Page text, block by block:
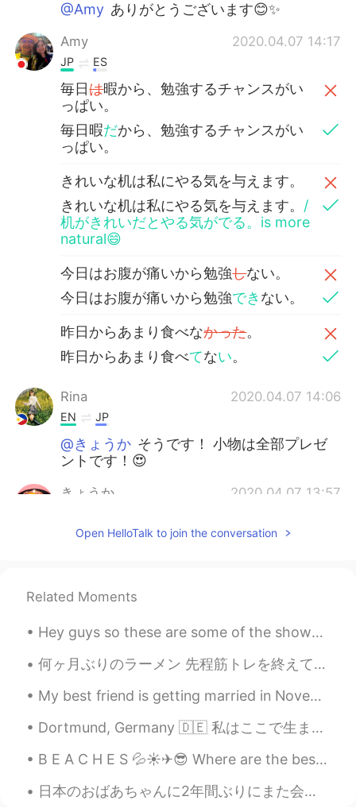
@Amy ありがとうございます😊✨
Amy 2020.04.07 14:17
JP ES
毎日は暇から、勉強するチャンスがい
っぱい。
毎日暇だから、勉強するチャンスがい
っぱい。
きれいな机は私にやる気を与えます。
きれいな机は私にやる気を与えます。 /
机がきれいだとやる気がでる。is more
natural😄
今日はお腹が痛いから勉強しない。
今日はお腹が痛いから勉強でき ない。
昨日からあまり食べなかった。
昨日からあまり食べてない。
Rina 2020.04.07 14:06
EN JP
@きょうか そうです！ 小物は全部プレゼ
ントです！😍
きょうか 2020.04.07 13:57
@Rina 勉強にやる気が出ますね😆
EN JP
JP EN
凄く綺麗な机ですね🥰 小物も可愛い💕
Rina 2020.04.07 13:49
います！ お互い頑張りましょう！
Open HelloTalk to join the conversation
Related Moments
Hey guys so these are some of the shows I’d recommend to help you learn English Beginner: - Ext...
何ヶ月ぶりのラーメン 先程筋トレを終えて家に帰る途中で、 お腹が急に空いてきちゃいました。 それで、何か本格的な日本料理を食べようと、 近くのラーメン横綱に立ち寄りました。 皆さん、ラーメン...
My best friend is getting married in November!! I’m trying on my bridesmaids dress that came toda...
Dortmund, Germany 🇩🇪 私はここで生まれました 平和で懐かしいな This is where I was born It was peaceful and somewh...
B E A C H E S 💦☀✈😎 Where are the best beaches? Bali? Tahiti? Maui? Cali? Palawan? Jeju? Thailand...
日本のおばあちゃんに2年間ぶりにまた会えてすごくすごく嬉しい❤️❤️❤️ 手作りのご馳走がとても美味しかった！😍 ご飯終わってから、お茶飲みながら夜までたくさんお話したり、写真撮ったり、色々な綺...